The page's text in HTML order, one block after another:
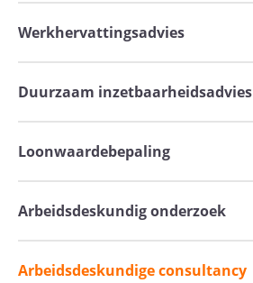
Werkhervattingsadvies
Duurzaam inzetbaarheidsadvies
Loonwaardebepaling
Arbeidsdeskundig onderzoek
Arbeidsdeskundige consultancy